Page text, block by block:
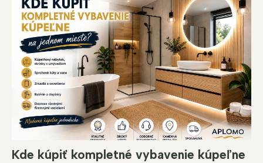
Kde kúpiť kompletné vybavenie kúpeľne